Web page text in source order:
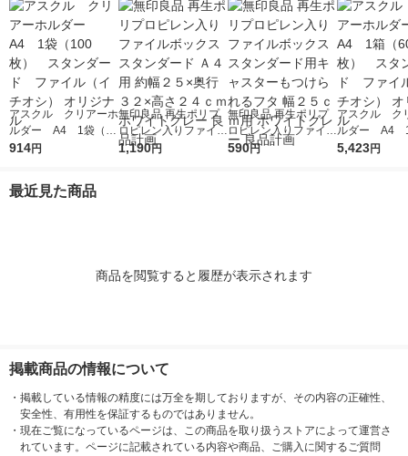
アスクル クリアーホ
ルダー A4 1袋（10
0枚） スタンダー
914円
無印良品 再生ポリプ
ロピレン入りファイル
ボックススタンダード
1,190円
無印良品 再生ポリプ
ロピレン入りファイル
ボックススタンダード
590円
アスクル ク
ルダー A4
0枚） スタ
5,423円
最近見た商品
商品を閲覧すると履歴が表示されます
掲載商品の情報について
・ 掲載している情報の精度には万全を期しておりますが、その内容の正確性、
安全性、有用性を保証するものではありません。
・ 現在ご覧になっているページは、この商品を取り扱うストアによって運営さ
れています。ページに記載されている内容や商品、ご購入に関するご質問